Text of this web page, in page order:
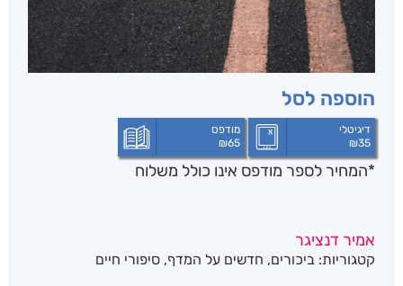
הוספה לסל
דיגיטלי
₪35
מודפס
₪65
*המחיר לספר מודפס אינו כולל משלוח
אמיר דנציגר
קטגוריות: ביכורים, חדשים על המדף, סיפורי חיים